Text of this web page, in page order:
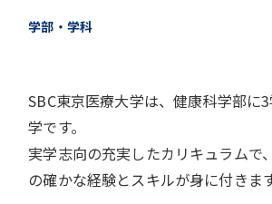
学部・学科
SBC東京医療大学は、健康科学部に
学です。
実学志向の充実したカリキュラムで
の確かな経験とスキルが身に付きます